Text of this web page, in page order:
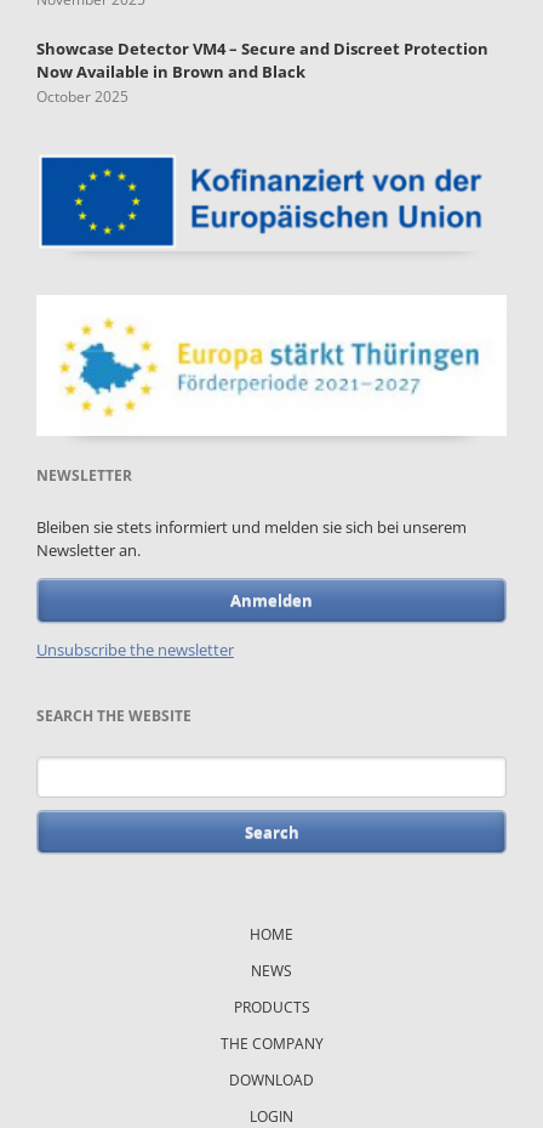
Showcase Detector VM4 – Secure and Discreet Protection
Now Available in Brown and Black
October 2025
NEWSLETTER
Bleiben sie stets informiert und melden sie sich bei unserem
Newsletter an.
Anmelden
Unsubscribe the newsletter
SEARCH THE WEBSITE
Keywords
HOME
NEWS
PRODUCTS
THE COMPANY
DOWNLOAD
LOGIN